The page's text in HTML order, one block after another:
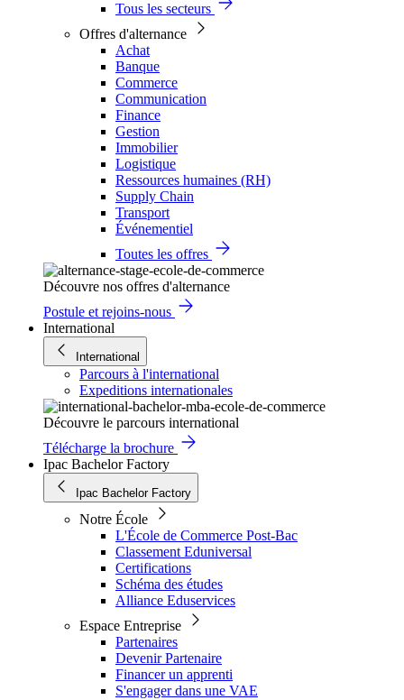
Tous les secteurs
Offres d'alternance
Achat
Banque
Commerce
Communication
Finance
Gestion
Immobilier
Logistique
Ressources humaines (RH)
Supply Chain
Transport
Événementiel
Toutes les offres
Découvre nos offres d'alternance
Postule et rejoins-nous
International
International
Parcours à l'international
Expeditions internationales
Découvre le parcours international
Télécharge la brochure
Ipac Bachelor Factory
Ipac Bachelor Factory
Notre École
L'École de Commerce Post-Bac
Classement Eduniversal
Certifications
Schéma des études
Alliance Eduservices
Espace Entreprise
Partenaires
Devenir Partenaire
Financer un apprenti
S'engager dans une VAE